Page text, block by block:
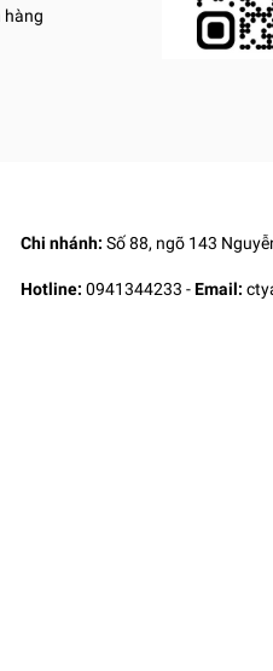
hàng
Chi nhánh: Số 88, ngõ 143
Hotline: 0941344233 -Email: